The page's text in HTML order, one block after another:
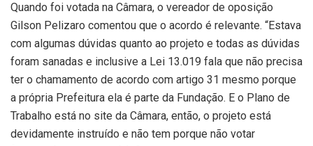
Quando foi votada na Câmara, o vereador de oposição
Gilson Pelizaro comentou que o acordo é relevante. “Estava
com algumas dúvidas quanto ao projeto e todas as dúvidas
foram sanadas e inclusive a Lei 13.019 fala que não precisa
ter o chamamento de acordo com artigo 31 mesmo porque
a própria Prefeitura ela é parte da Fundação. E o Plano de
Trabalho está no site da Câmara, então, o projeto está
devidamente instruído e não tem porque não votar